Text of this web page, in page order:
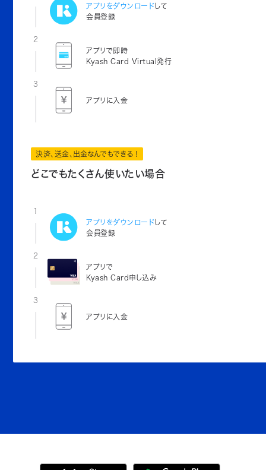
アプリをダウンロードして
会員登録
2
アプリで即時
Kyash Card Virtual発行
3
アプリに入金
決済、送金、出金なんでもできる！
どこでもたくさん使いたい場合
1
アプリをダウンロードして
会員登録
2
アプリで
Kyash Card申し込み
3
アプリに入金